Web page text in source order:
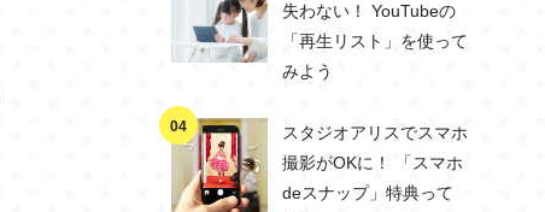
失わない！ YouTubeの
「再生リスト」を使って
みよう
スタジオアリスでスマホ
撮影がOKに！ 「スマホ
deスナップ」特典って